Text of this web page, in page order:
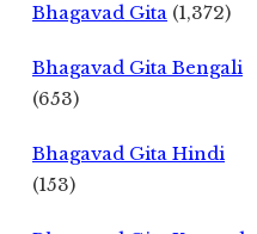
Bhagavad Gita (1,372)
Bhagavad Gita Bengali
(653)
Bhagavad Gita Hindi
(153)